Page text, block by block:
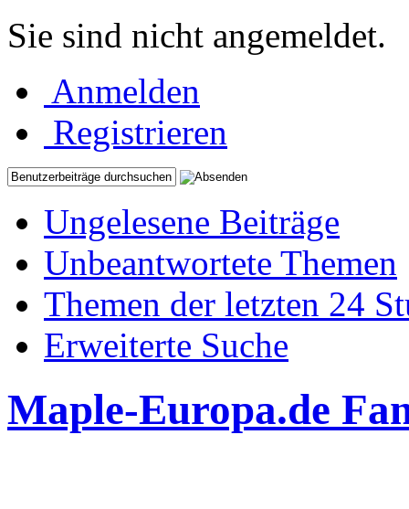
Sie sind nicht angemeldet.
Anmelden
Registrieren
Ungelesene Beiträge
Unbeantwortete Themen
Themen der letzten 24
Erweiterte Suche
Maple-Europa.de